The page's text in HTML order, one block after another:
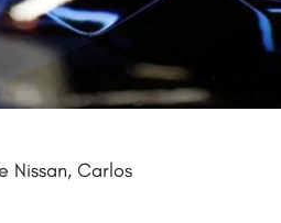
Nissan, Carlos